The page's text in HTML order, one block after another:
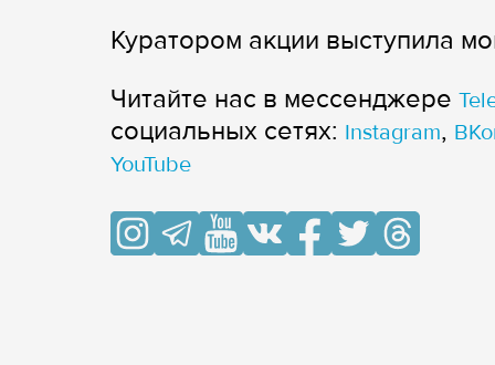
Куратором акции выступила
Читайте нас в мессенджере
cоциальных сетях: Instagram,
YouTube